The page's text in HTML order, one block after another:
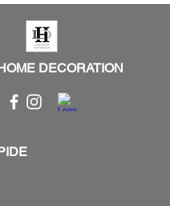
DECORATION